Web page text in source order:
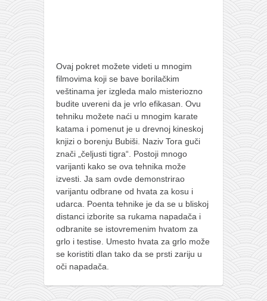
Ovaj pokret možete videti u mnogim
filmovima koji se bave borilačkim
veštinama jer izgleda malo misteriozno
budite uvereni da je vrlo efikasan. Ovu
tehniku možete naći u mnogim karate
katama i pomenut je u drevnoj kineskoj
knjizi o borenju Bubiši. Naziv Tora guči
znači „čeljusti tigra“. Postoji mnogo
varijanti kako se ova tehnika može
izvesti. Ja sam ovde demonstrirao
varijantu odbrane od hvata za kosu i
udarca. Poenta tehnike je da se u bliskoj
distanci izborite sa rukama napadača i
odbranite se istovremenim hvatom za
grlo i testise. Umesto hvata za grlo može
se koristiti dlan tako da se prsti zariju u
oči napadača.